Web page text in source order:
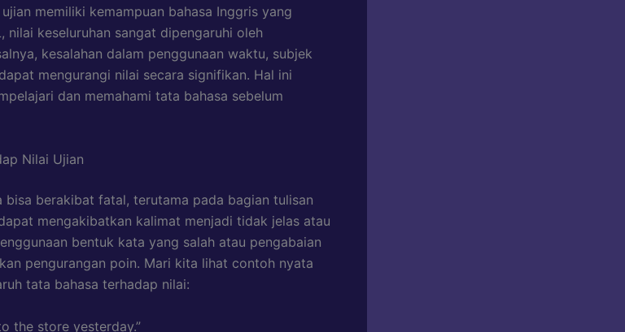
memiliki kemampuan bahasa Inggris yang
nilai keseluruhan sangat dipengaruhi oleh
kesalahan dalam penggunaan waktu, subjek
mengurangi nilai secara signifikan. Hal ini
dan memahami tata bahasa sebelum
Nilai Ujian
bisa berakibat fatal, terutama pada bagian tulisan
mengakibatkan kalimat menjadi tidak jelas atau
bentuk kata yang salah atau pengabaian
pengurangan poin. Mari kita lihat contoh nyata
tata bahasa terhadap nilai:
the store yesterday.”